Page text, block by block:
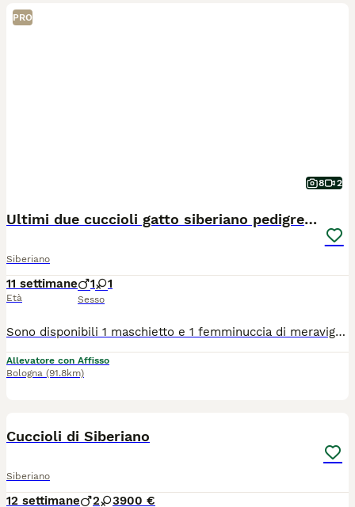
PRO
8 2
Ultimi due cuccioli gatto siberiano pedigree ENFI
Siberiano
11 settimane
Età
1 1
Sesso
Sono disponibili 1 maschietto e 1 femminuccia di meravigliosi gattini Siberiani, allevati con amore in ambiente familiare. I cuccioli cresceranno in casa, abituati al contatto umano, alla vita domestica e alla lettiera, per garantire un carattere equilibrato e socievole. 📅 Disponibili dopo i 90 giorni di vita, come previsto dal regolamento. Nati il 20/05 ✨ Verranno ceduti con: ✔️ Copia test FIV e FELV negativi dei genitori ✔️ copia Ecocardio dei genitori esente da malattie genetiche ✔️ Doppia vaccinazione ✔️ Doppia sverminazione ✔️ Certificato veterinario di buona salute del cucciolo ✔️ Regolare contratto di cessione ✔️ Pedigree ENFI da compagnia ✔️ Kit di benvenuto cucciolo 👨‍👩‍👧 I cuccioli sono visibili presso l’allevamento insieme ai genitori, per poter conoscere l’ambiente in cui crescono. 📱 Per chi non fosse della zona, è possibile organizzare videochiamata su appuntamento.
Allevatore con Affisso
Bologna (91.8km)
Cuccioli di Siberiano
Siberiano
12 settimane 2 3900 €